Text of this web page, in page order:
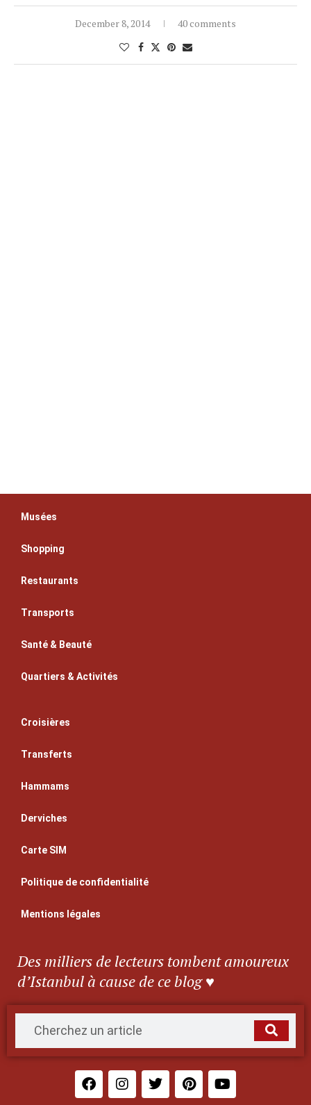
December 8, 2014 40 comments
Musées
Shopping
Restaurants
Transports
Santé & Beauté
Quartiers & Activités
Croisières
Transferts
Hammams
Derviches
Carte SIM
Politique de confidentialité
Mentions légales
Des milliers de lecteurs tombent amoureux
d’Istanbul à cause de ce blog ♥